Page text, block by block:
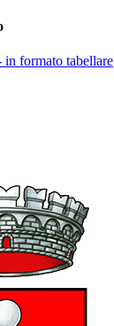
formato tabellare